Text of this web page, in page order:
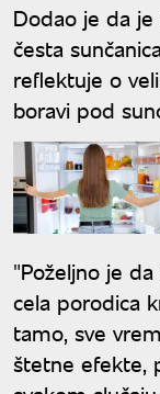
Dodao je da
česta
reflektuje o
boravi pod
"Poželjno je
cela porodica
tamo, sve
štetne efekte,